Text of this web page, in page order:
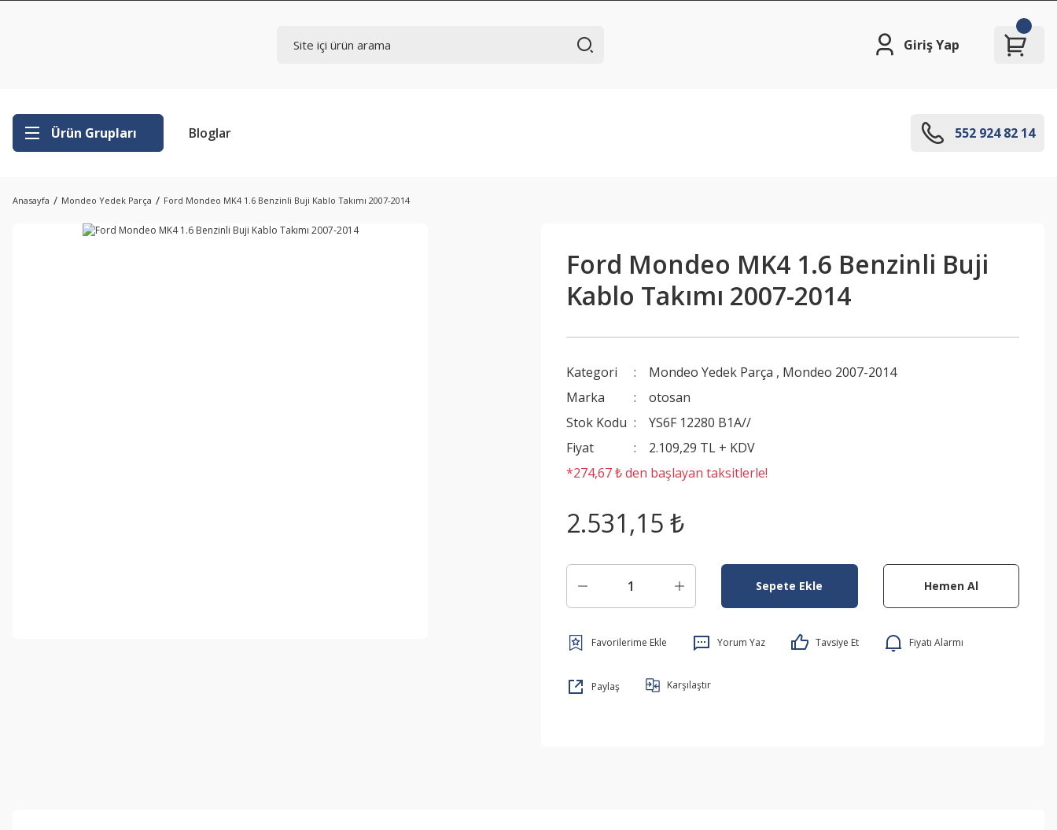
Giriş Yap
Ürün Grupları Bloglar 552 924 82 14
Anasayfa Mondeo Yedek Parça Ford Mondeo MK4 1.6 Benzinli Buji Kablo Takımı 2007-2014
Ford Mondeo MK4 1.6 Benzinli Buji
Kablo Takımı 2007-2014
Kategori Mondeo Yedek Parça , Mondeo 2007-2014
Marka
otosan
Stok Kodu
YS6F 12280 B1A//
Fiyat
2.109,29 TL + KDV
*274,67 ₺ den başlayan taksitlerle!
2.531,15 ₺
Sepete Ekle Hemen Al
Yorum Yaz Tavsiye Et Fiyatı Alarmı
Paylaş Karşılaştır